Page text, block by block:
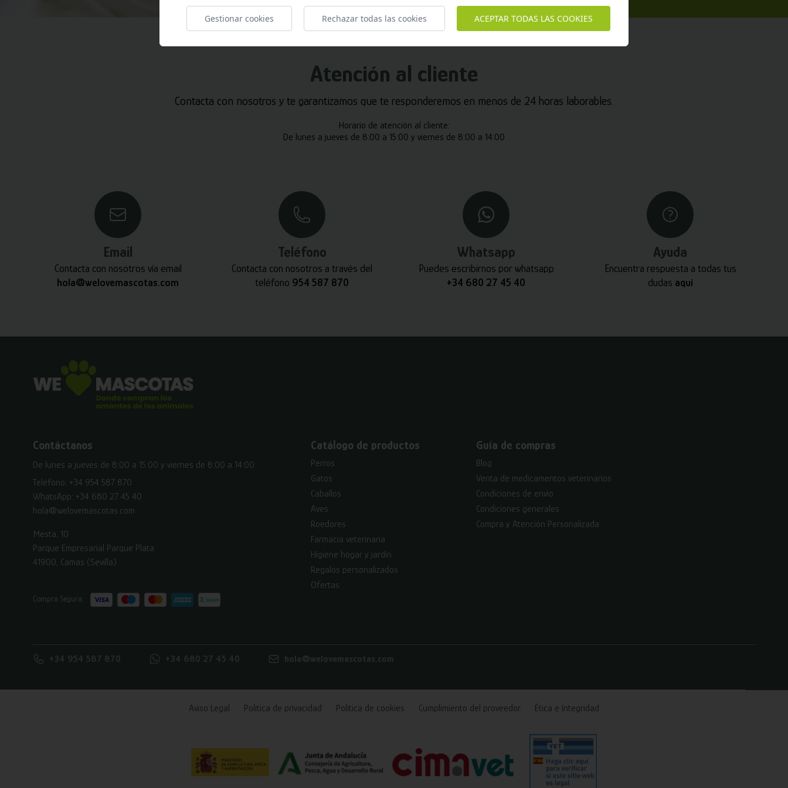
Atención al cliente
Contacta con nosotros y te garantizamos que te responderemos en menos de 24 horas laborables.
Horario de atención al cliente:
De lunes a jueves de 8:00 a 15:00 y viernes de 8:00 a 14:00
Email
Contacta con nosotros vía email
hola@welovemascotas.com
Teléfono
Contacta con nosotros a través del
teléfono 954 587 870
Whatsapp
Puedes escribirnos por whatsapp
+34 680 27 45 40
Ayuda
Encuentra respuesta a todas tus
dudas aquí
Contáctanos
De lunes a jueves de 8:00 a 15:00 y viernes de 8:00 a 14:00
Teléfono: +34 954 587 870
WhatsApp: +34 680 27 45 40
hola@welovemascotas.com
Mesta, 10
Parque Empresarial Parque Plata
41900, Camas (Sevilla)
Compra Segura:
Catálogo de productos
Perros
Gatos
Caballos
Aves
Roedores
Farmacia veterinaria
Higiene hogar y jardín
Regalos personalizados
Ofertas
Guía de compras
Blog
Venta de medicamentos veterinarios
Condiciones de envío
Condiciones generales
Compra y Atención Personalizada
+34 954 587 870 +34 680 27 45 40 hola@welovemascotas.com
Aviso Legal Política de privacidad Política de cookies Cumplimiento del proveedor Ética e Integridad
Gestionar cookies Rechazar todas las cookies ACEPTAR TODAS LAS COOKIES